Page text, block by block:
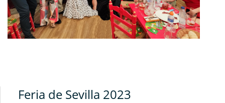
Feria de Sevilla 2023